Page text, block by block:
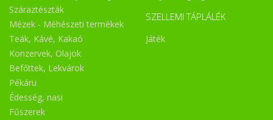
Száraztészták
Mézek - Méhészeti termékek
Teák, Kávé, Kakaó
Konzervek, Olajok
Befőttek, Lekvárok
Pékáru
Édesség, nasi
Fűszerek
SZELLEMI TÁPLÁLÉK
Játék